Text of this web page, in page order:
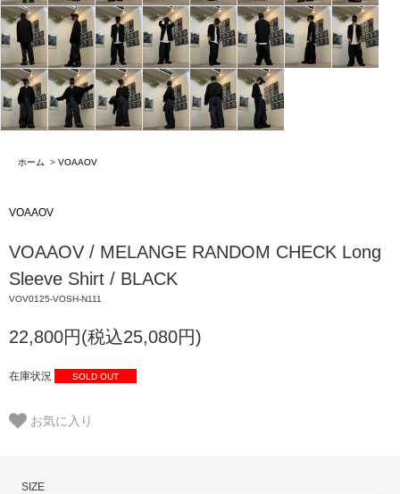
ホーム > VOAAOV
VOAAOV
VOAAOV / MELANGE RANDOM CHECK Long
Sleeve Shirt / BLACK
VOV0125-VOSH-N111
22,800円(税込25,080円)
在庫状況 SOLD OUT
お気に入り
SIZE